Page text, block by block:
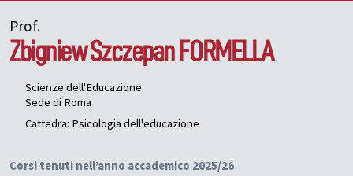
Prof.
Zbigniew Szczepan FORMELLA
Scienze dell'Educazione
Sede di Roma
Cattedra: Psicologia dell'educazione
Corsi tenuti nell’anno accademico 2025/26